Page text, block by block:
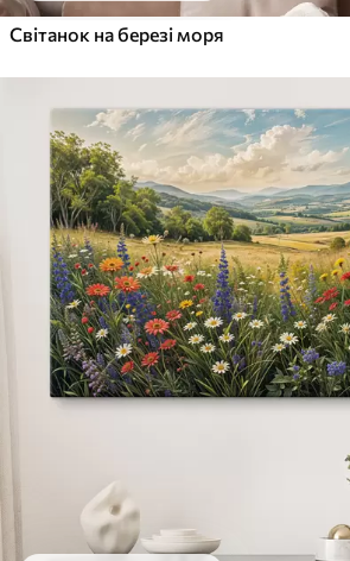
Світанок на березі моря